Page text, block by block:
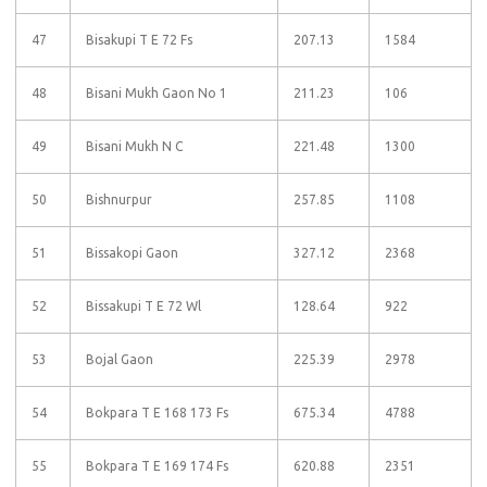
47 Bisakupi T E 72 Fs 207.13 1584
48 Bisani Mukh Gaon No 1 211.23 106
49 Bisani Mukh N C 221.48 1300
50 Bishnurpur 257.85 1108
51 Bissakopi Gaon 327.12 2368
52 Bissakupi T E 72 Wl 128.64 922
53 Bojal Gaon 225.39 2978
54 Bokpara T E 168 173 Fs 675.34 4788
55 Bokpara T E 169 174 Fs 620.88 2351